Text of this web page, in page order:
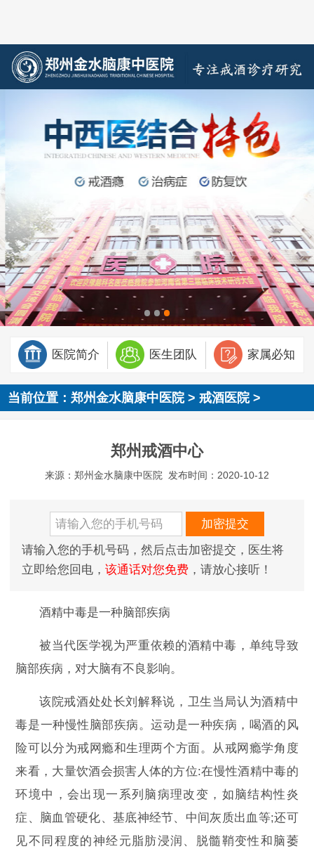
医院简介 医生团队 家属必知
当前位置：郑州金水脑康中医院>戒酒医院>
郑州戒酒中心
来源：郑州金水脑康中医院 发布时间：2020-10-12
请输入您的手机号码，然后点击加密提交，医生将
立即给您回电， 该通话对您免费，请放心接听！
酒精中毒是一种脑部疾病
被当代医学视为严重依赖的酒精中毒，单纯导致
脑部疾病，对大脑有不良影响。
该院戒酒处处长刘解释说，卫生当局认为酒精中
毒是一种慢性脑部疾病。运动是一种疾病，喝酒的风
险可以分为戒网瘾和生理两个方面。从戒网瘾学角度
来看，大量饮酒会损害人体的方位:在慢性酒精中毒的
环境中，会出现一系列脑病理改变，如脑结构性炎
症、脑血管硬化、基底神经节、中间灰质出血等;还可
见不同程度的神经元脂肪浸润、脱髓鞘变性和脑萎